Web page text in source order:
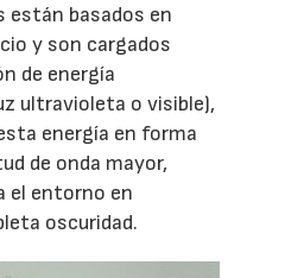
basados en
y son cargados
de energía
ultravioleta o visible),
energía en forma
de onda mayor,
el entorno en
oscuridad.